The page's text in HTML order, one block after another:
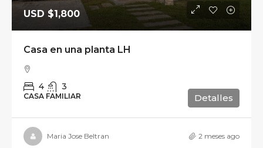
USD $1,800
Casa en una planta LH
4 3
CASA FAMILIAR Detalles
Maria Jose Beltran 2 meses ago